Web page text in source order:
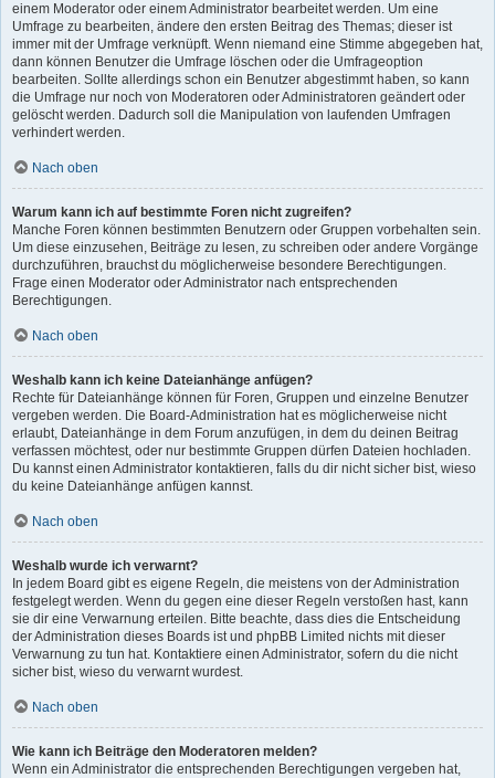
einem Moderator oder einem Administrator bearbeitet werden. Um eine
Umfrage zu bearbeiten, ändere den ersten Beitrag des Themas; dieser ist
immer mit der Umfrage verknüpft. Wenn niemand eine Stimme abgegeben hat,
dann können Benutzer die Umfrage löschen oder die Umfrageoption
bearbeiten. Sollte allerdings schon ein Benutzer abgestimmt haben, so kann
die Umfrage nur noch von Moderatoren oder Administratoren geändert oder
gelöscht werden. Dadurch soll die Manipulation von laufenden Umfragen
verhindert werden.
Nach oben
Warum kann ich auf bestimmte Foren nicht zugreifen?
Manche Foren können bestimmten Benutzern oder Gruppen vorbehalten sein.
Um diese einzusehen, Beiträge zu lesen, zu schreiben oder andere Vorgänge
durchzuführen, brauchst du möglicherweise besondere Berechtigungen.
Frage einen Moderator oder Administrator nach entsprechenden
Berechtigungen.
Nach oben
Weshalb kann ich keine Dateianhänge anfügen?
Rechte für Dateianhänge können für Foren, Gruppen und einzelne Benutzer
vergeben werden. Die Board-Administration hat es möglicherweise nicht
erlaubt, Dateianhänge in dem Forum anzufügen, in dem du deinen Beitrag
verfassen möchtest, oder nur bestimmte Gruppen dürfen Dateien hochladen.
Du kannst einen Administrator kontaktieren, falls du dir nicht sicher bist, wieso
du keine Dateianhänge anfügen kannst.
Nach oben
Weshalb wurde ich verwarnt?
In jedem Board gibt es eigene Regeln, die meistens von der Administration
festgelegt werden. Wenn du gegen eine dieser Regeln verstoßen hast, kann
sie dir eine Verwarnung erteilen. Bitte beachte, dass dies die Entscheidung
der Administration dieses Boards ist und phpBB Limited nichts mit dieser
Verwarnung zu tun hat. Kontaktiere einen Administrator, sofern du die nicht
sicher bist, wieso du verwarnt wurdest.
Nach oben
Wie kann ich Beiträge den Moderatoren melden?
Wenn ein Administrator die entsprechenden Berechtigungen vergeben hat,